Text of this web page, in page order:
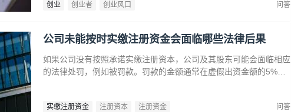
住这些前沿趋势，开拓新兴产业，创造商业价值。
创业 创业者 创业风口 问答
公司未能按时实缴注册资金会面临哪些法律后果
如果公司没有按照承诺实缴注册资本，公司及其股东可能会面临相应
的法律处罚，例如被罚款。罚款的金额通常在虚假出资金额的5%到
实缴注册资金 注册资本 注册资金 问答